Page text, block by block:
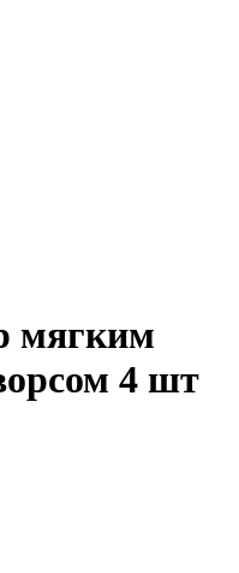
мягким
4 шт